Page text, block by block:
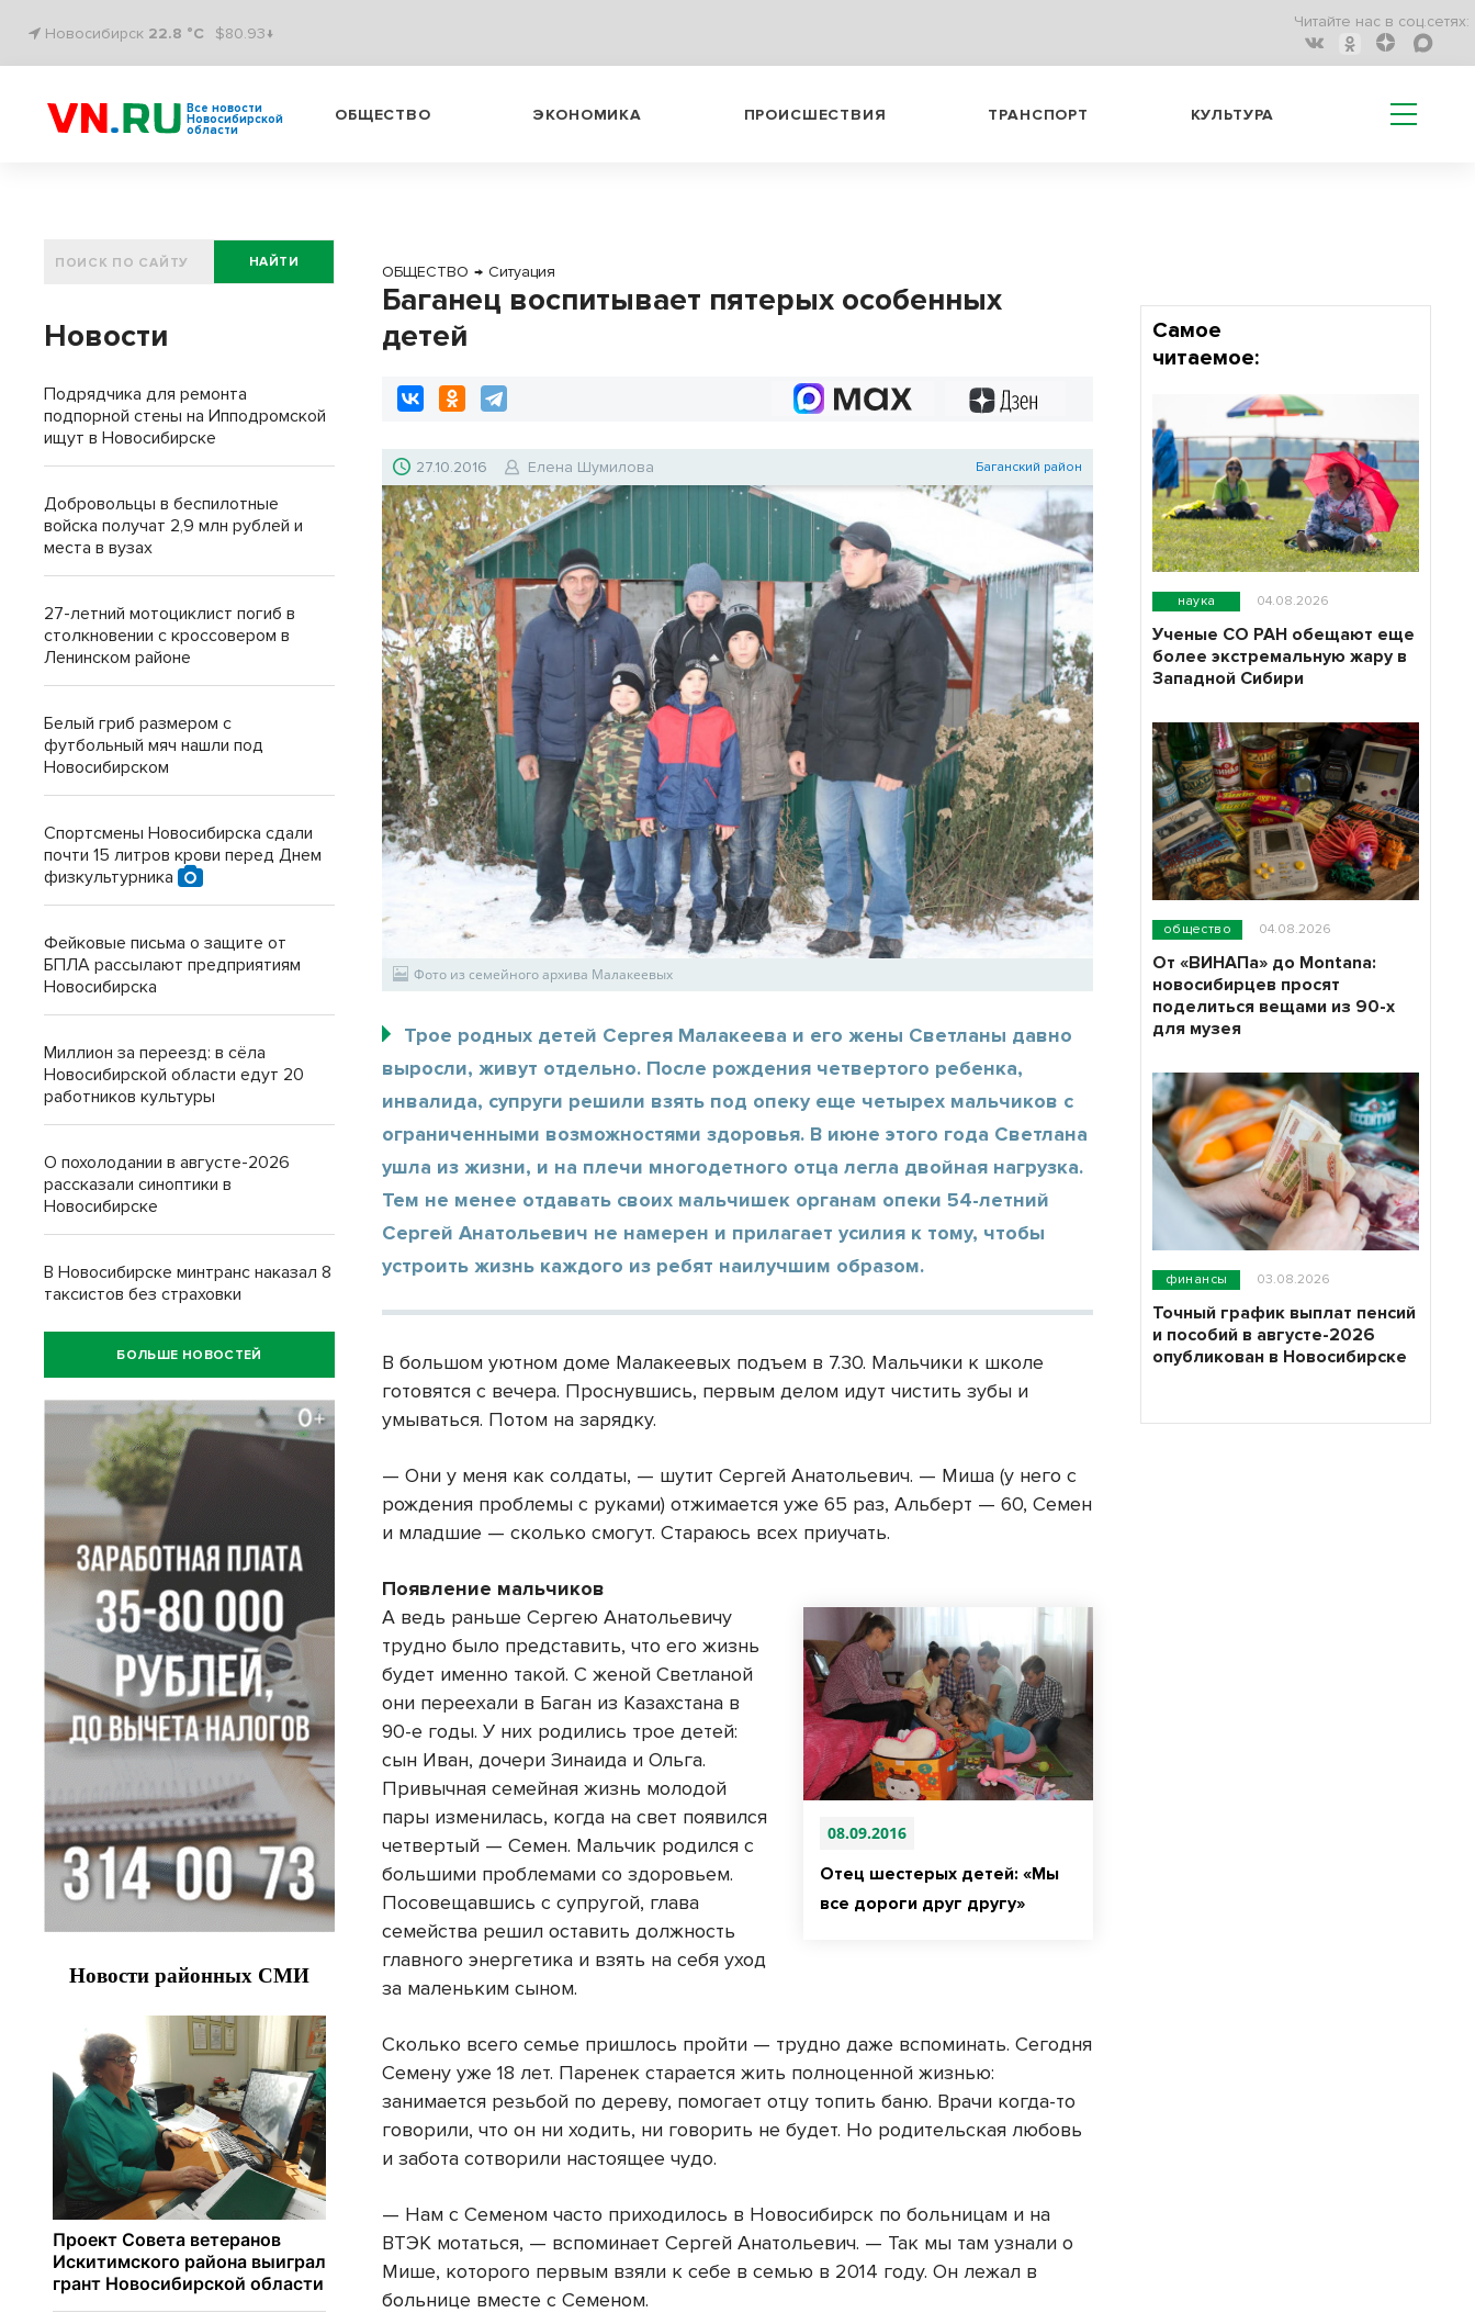
Новосибирск 22.8 °C $80.93↓
Читайте нас в соц.сетях:
Все новости
Новосибирской
области
ОБЩЕСТВО ЭКОНОМИКА ПРОИСШЕСТВИЯ ТРАНСПОРТ КУЛЬТУРА
ОБЩЕСТВО → Ситуация
Баганец воспитывает пятерых особенных
детей
27.10.2016 Елена Шумилова Баганский район
Фото из семейного архива Малакеевых
Трое родных детей Сергея Малакеева и его жены Светланы давно
выросли, живут отдельно. После рождения четвертого ребенка,
инвалида, супруги решили взять под опеку еще четырех мальчиков с
ограниченными возможностями здоровья. В июне этого года Светлана
ушла из жизни, и на плечи многодетного отца легла двойная нагрузка.
Тем не менее отдавать своих мальчишек органам опеки 54-летний
Сергей Анатольевич не намерен и прилагает усилия к тому, чтобы
устроить жизнь каждого из ребят наилучшим образом.
В большом уютном доме Малакеевых подъем в 7.30. Мальчики к школе
готовятся с вечера. Проснувшись, первым делом идут чистить зубы и
умываться. Потом на зарядку.
— Они у меня как солдаты, — шутит Сергей Анатольевич. — Миша (у него с
рождения проблемы с руками) отжимается уже 65 раз, Альберт — 60, Семен
и младшие — сколько смогут. Стараюсь всех приучать.
08.09.2016
Отец шестерых детей: «Мы
все дороги друг другу»
Появление мальчиков
А ведь раньше Сергею Анатольевичу
трудно было представить, что его жизнь
будет именно такой. С женой Светланой
они переехали в Баган из Казахстана в
90-е годы. У них родились трое детей:
сын Иван, дочери Зинаида и Ольга.
Привычная семейная жизнь молодой
пары изменилась, когда на свет появился
четвертый — Семен. Мальчик родился с
большими проблемами со здоровьем.
Посовещавшись с супругой, глава
семейства решил оставить должность
главного энергетика и взять на себя уход
за маленьким сыном.
Сколько всего семье пришлось пройти — трудно даже вспоминать. Сегодня
Семену уже 18 лет. Паренек старается жить полноценной жизнью:
занимается резьбой по дереву, помогает отцу топить баню. Врачи когда-то
говорили, что он ни ходить, ни говорить не будет. Но родительская любовь
и забота сотворили настоящее чудо.
— Нам с Семеном часто приходилось в Новосибирск по больницам и на
ВТЭК мотаться, — вспоминает Сергей Анатольевич. — Так мы там узнали о
Мише, которого первым взяли к себе в семью в 2014 году. Он лежал в
больнице вместе с Семеном.
НАЙТИ
Новости
Подрядчика для ремонта
подпорной стены на Ипподромской
ищут в Новосибирске
Добровольцы в беспилотные
войска получат 2,9 млн рублей и
места в вузах
27-летний мотоциклист погиб в
столкновении с кроссовером в
Ленинском районе
Белый гриб размером с
футбольный мяч нашли под
Новосибирском
Спортсмены Новосибирска сдали
почти 15 литров крови перед Днем
физкультурника
Фейковые письма о защите от
БПЛА рассылают предприятиям
Новосибирска
Миллион за переезд: в сёла
Новосибирской области едут 20
работников культуры
О похолодании в августе-2026
рассказали синоптики в
Новосибирске
В Новосибирске минтранс наказал 8
таксистов без страховки
БОЛЬШЕ НОВОСТЕЙ
Самое
читаемое:
наука 04.08.2026
Ученые СО РАН обещают еще
более экстремальную жару в
Западной Сибири
общество 04.08.2026
От «ВИНАПа» до Montana:
новосибирцев просят
поделиться вещами из 90-х
для музея
финансы 03.08.2026
Точный график выплат пенсий
и пособий в августе-2026
опубликован в Новосибирске